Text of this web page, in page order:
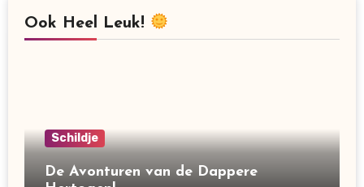
Ook Heel Leuk!
Schildje
De Avonturen van de Dappere